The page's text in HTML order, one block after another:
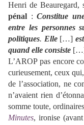
Henri de Beauregard,
pénal :Constitue
entre les personnes
politiques. Elle[…]
quand elle consiste
L’AROP pas encore
curieusement, ceux
de l’association, ne
n’avaient rien
somme toute,
Minutes, ironise